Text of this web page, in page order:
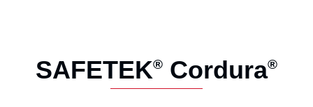
SAFETEK® Cordura®